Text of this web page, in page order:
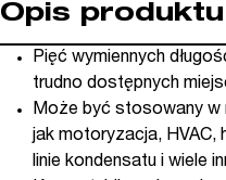
Opis produktu
Pięć wymiennych
trudno dostępnych
Może być stosowany w
jak motoryzacja, HVAC,
linie kondensatu i wiele